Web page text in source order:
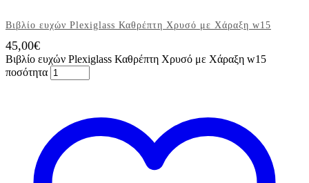
Βιβλίο ευχών Plexiglass Καθρέπτη Χρυσό με Χάραξη w15
45,00€
Βιβλίο ευχών Plexiglass Καθρέπτη Χρυσό με Χάραξη w15
ποσότητα